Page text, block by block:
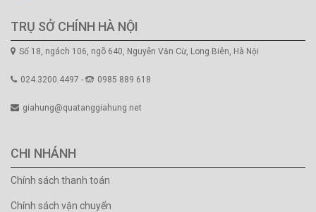
TRỤ SỞ CHÍNH HÀ NỘI
Số 18, ngách 106, ngõ 640, Nguyễn Văn Cừ, Long Biên, Hà Nội
024.3200.4497 - 0985 889 618
giahung@quatanggiahung.net
CHI NHÁNH
Chính sách thanh toán
Chính sách vận chuyển